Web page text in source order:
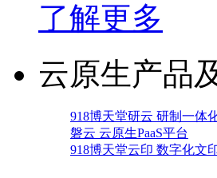
了解更多
云原生产品
918博天堂研云 研制一体
磐云 云原生PaaS平台
918博天堂云印 数字化文